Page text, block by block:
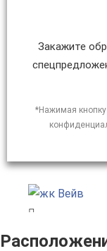
Закажите
*Нажимая кнопку